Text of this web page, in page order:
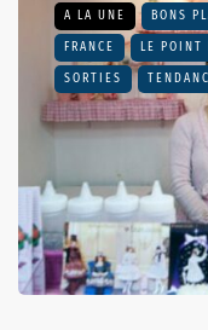
A LA UNE BONS
FRANCE LE POINT
SORTIES